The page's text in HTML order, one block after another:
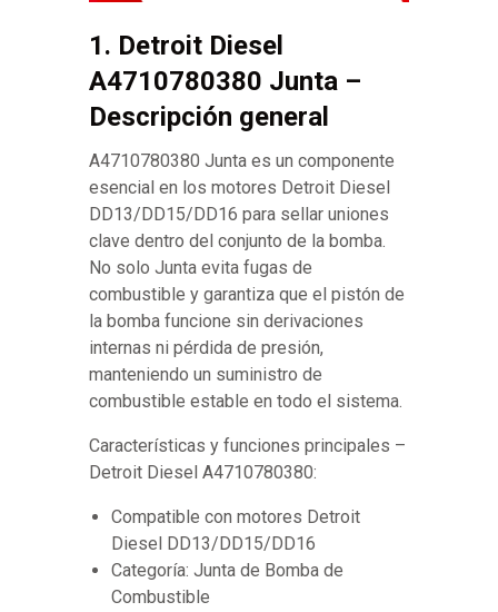
1. Detroit Diesel
A4710780380 Junta –
Descripción general
A4710780380 Junta es un componente
esencial en los motores Detroit Diesel
DD13/DD15/DD16 para sellar uniones
clave dentro del conjunto de la bomba.
No solo Junta evita fugas de
combustible y garantiza que el pistón de
la bomba funcione sin derivaciones
internas ni pérdida de presión,
manteniendo un suministro de
combustible estable en todo el sistema.
Características y funciones principales –
Detroit Diesel A4710780380:
Compatible con motores Detroit
Diesel DD13/DD15/DD16
Categoría: Junta de Bomba de
Combustible